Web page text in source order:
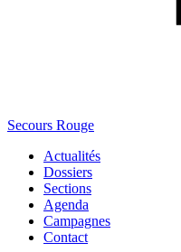
Secours Rouge
Actualités
Dossiers
Sections
Agenda
Campagnes
Contact